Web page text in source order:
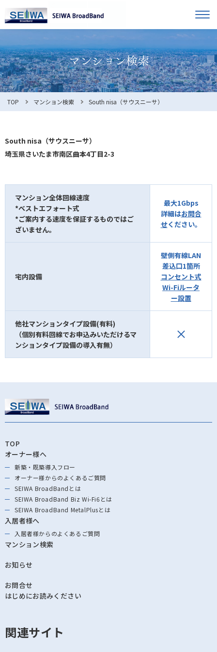
オーナー様へ
入居者様へ
お知らせ
利用規約
お問合せ マンション検索
TOP マンション検索 South nisa（サウスニーサ）
South nisa（サウスニーサ）
埼玉県さいたま市南区曲本4丁目2-3
マンション全体回線速度
*ベストエフォート式
*ご案内する速度を保証するものではご
ざいません。
最大1Gbps
詳細はお問合
せください。
宅内設備
壁側有線LAN
差込口1箇所
コンセント式
Wi-Fiルータ
ー設置
他社マンションタイプ設備(有料)
（個別有料回線でお申込みいただけるマ
ンションタイプ設備の導入有無）
TOP
オーナー様へ
新築・既築導⼊フロー
オーナー様からのよくあるご質問
SEIWA BroadBandとは
SEIWA BroadBand Biz Wi-Fi6とは
SEIWA BroadBand MetalPlusとは
入居者様へ
入居者様からのよくあるご質問
マンション検索
お知らせ
お問合せ
はじめにお読みください
関連サイト